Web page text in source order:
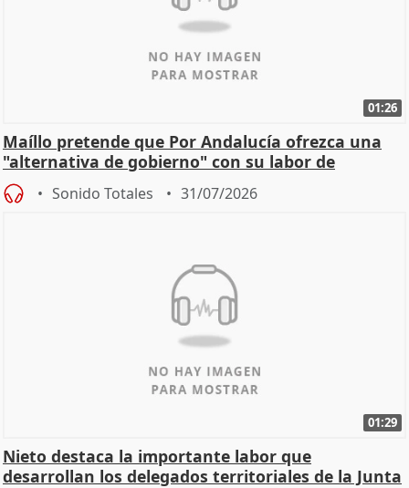
01:26
Maíllo pretende que Por Andalucía ofrezca una
"alternativa de gobierno" con su labor de
oposición
Sonido Totales 31/07/2026
01:29
Nieto destaca la importante labor que
desarrollan los delegados territoriales de la Junta